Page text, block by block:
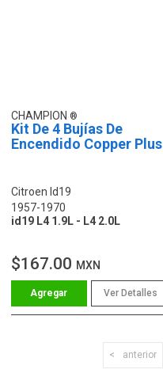
CHAMPION
Kit De 4 Bujías De
Encendido Copper Plus
Citroen Id19
1957-1970
id19 L4 1.9L - L4 2.0L
$167.00 MXN
Ver Detalles
anterior